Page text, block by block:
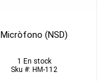
Micròfono (NSD)
1 En stock
Sku #: HM-112